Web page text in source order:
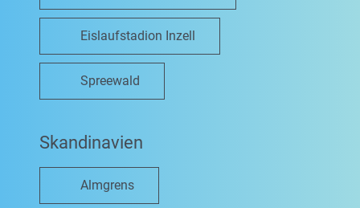
Eislaufstadion Inzell
Spreewald
Skandinavien
Almgrens